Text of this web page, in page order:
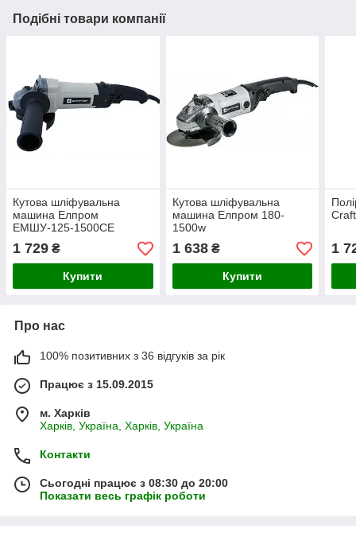
Подібні товари компанії
Кутова шліфувальна
машина Елпром
ЕМШУ-125-1500СЕ
1 729 ₴
Купити
Кутова шліфувальна
машина Елпром 180-
1500w
1 638₴
Купити
1
Про нас
100% позитивних з 36 відгуків за рік
Працює з 15.09.2015
м. Харків
Харків, Україна, Харків, Україна
Контакти
Сьогодні працює з 08:30 до 20:00
Показати весь графік роботи